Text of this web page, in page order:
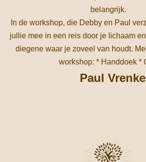
belangrijk.
In de workshop, die Debby en Paul
jullie mee in een reis door je lichaam
diegene waar je zoveel van houdt.
workshop: * Handdoek *
Paul